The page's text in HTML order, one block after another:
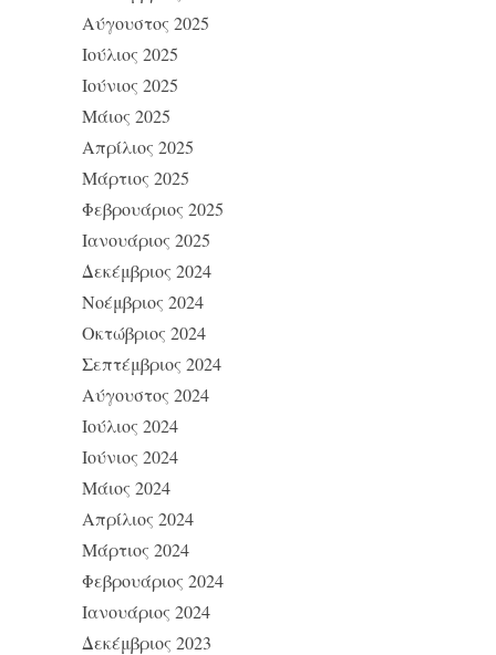
Αύγουστος 2025
Ιούλιος 2025
Ιούνιος 2025
Μάιος 2025
Απρίλιος 2025
Μάρτιος 2025
Φεβρουάριος 2025
Ιανουάριος 2025
Δεκέμβριος 2024
Νοέμβριος 2024
Οκτώβριος 2024
Σεπτέμβριος 2024
Αύγουστος 2024
Ιούλιος 2024
Ιούνιος 2024
Μάιος 2024
Απρίλιος 2024
Μάρτιος 2024
Φεβρουάριος 2024
Ιανουάριος 2024
Δεκέμβριος 2023